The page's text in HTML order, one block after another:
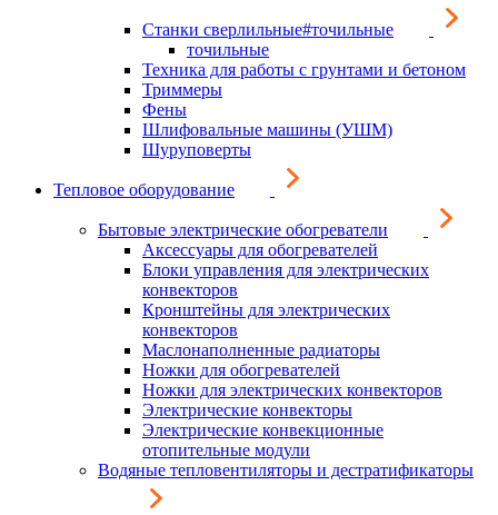
Станки сверлильные#точильные
точильные
Техника для работы с грунтами и бетоном
Триммеры
Фены
Шлифовальные машины (УШМ)
Шуруповерты
Тепловое оборудование
Бытовые электрические обогреватели
Аксессуары для обогревателей
Блоки управления для электрических
конвекторов
Кронштейны для электрических
конвекторов
Маслонаполненные радиаторы
Ножки для обогревателей
Ножки для электрических конвекторов
Электрические конвекторы
Электрические конвекционные
отопительные модули
Водяные тепловентиляторы и дестратификаторы